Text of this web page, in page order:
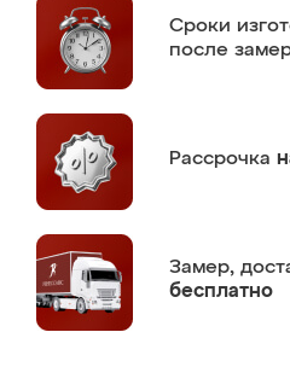
Сроки
после
Рассрочка
Замер,
бесплатно